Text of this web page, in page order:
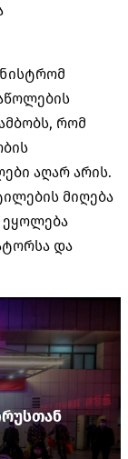
რომ
აღარ არის.
მიღება
ეყოლება
და